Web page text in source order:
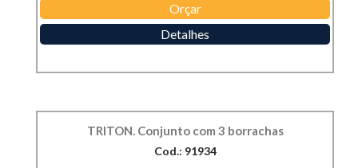
Orçar
Detalhes
TRITON. Conjunto com 3 borrachas
Cod.: 91934